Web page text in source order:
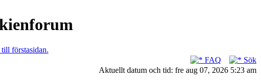
förstasidan.
FAQ
Sök
Aktuellt datum och tid: fre aug 07, 2026 5:23 am